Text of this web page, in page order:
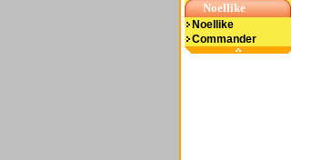
Noellike
Noellike
Commander